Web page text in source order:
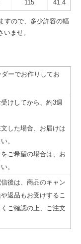
115 41.4
すので、多少許容の幅
ませ。
ーでお作りしてお
けしてから、約3週
した場合、お届けは
。
ご希望の場合は、お
。
後は、商品のキャン
返品もお受けするこ
ご確認の上、ご注文